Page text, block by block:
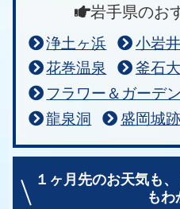
岩手県のお
浄土ヶ浜 小岩
花巻温泉
釜石
フラワー＆ガーデ
龍泉洞
盛岡城
１ヶ月先のお天気も、
もわ